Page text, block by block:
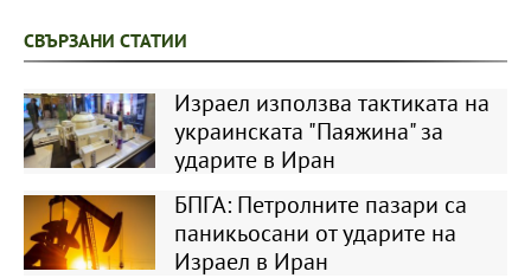
СВЪРЗАНИ СТАТИИ
Израел използва тактиката на
украинската "Паяжина" за
ударите в Иран
БПГА: Петролните пазари са
паникьосани от ударите на
Израел в Иран